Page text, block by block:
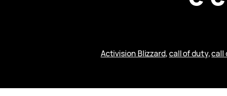
Activision Blizzard, call of duty, call